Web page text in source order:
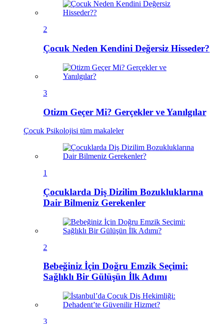
2
Çocuk Neden Kendini Değersiz Hisseder?
3
Otizm Geçer Mi? Gerçekler ve Yanılgılar
Çocuk Psikolojisi tüm makaleler
1
Çocuklarda Diş Dizilim Bozukluklarına
Dair Bilmeniz Gerekenler
2
Bebeğiniz İçin Doğru Emzik Seçimi:
Sağlıklı Bir Gülüşün İlk Adımı
3